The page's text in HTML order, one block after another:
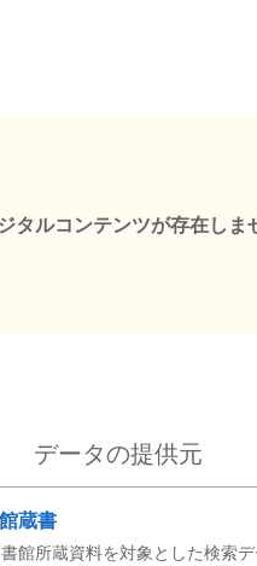
タルコンテンツが存在しま
データの提供元
蔵書
館所蔵資料を対象とした検索